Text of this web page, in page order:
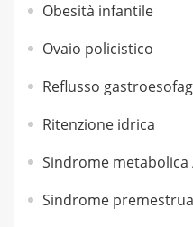
Obesità infantile
Ovaio policistico
Reflusso
Ritenzione idrica
Sindrome
Sindrome